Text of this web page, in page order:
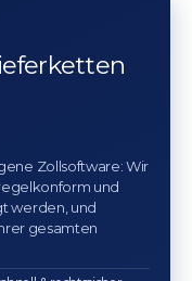
Zollsoftware: Wir
und
werden, und
gesamten